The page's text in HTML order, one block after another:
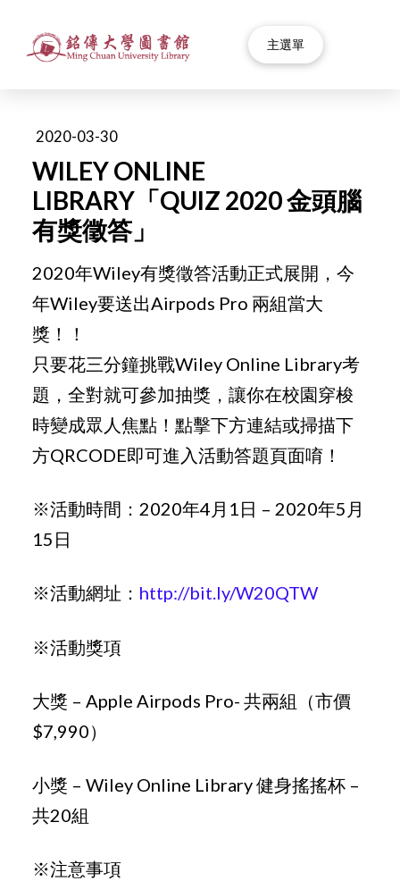
主選單
2020-03-30
WILEY ONLINE
LIBRARY「QUIZ 2020 金頭腦
有獎徵答」
2020年Wiley有獎徵答活動正式展開，今
年Wiley要送出Airpods Pro 兩組當大
獎！！
只要花三分鐘挑戰Wiley Online Library考
題，全對就可參加抽獎，讓你在校園穿梭
時變成眾人焦點！點擊下方連結或掃描下
方QRCODE即可進入活動答題頁面唷！
※活動時間：2020年4月1日 – 2020年5月
15日
※活動網址： http://bit.ly/W20QTW
※活動獎項
大獎 – Apple Airpods Pro- 共兩組（市價
$7,990）
小獎 – Wiley Online Library 健身搖搖杯 –
共20組
※注意事項